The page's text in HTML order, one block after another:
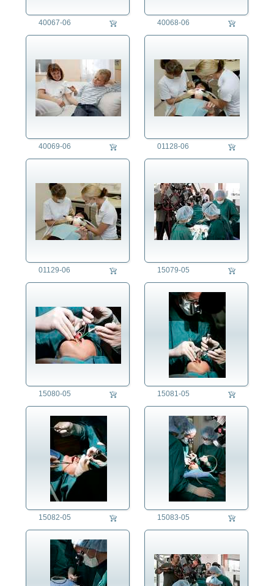
Heizungsmonteur/in
Industriemechaniker/in
Industriereiniger/in
Ingenieur/in
Installateur
Instrumentenbauer/in
Kameramann
Kellner/-in
Kfz-Mechaniker/in
Kirchenmaler/in
Koch/Köchin
Konstrukteur/in
Kontrolleur/in
Kosmetiker/in
Krankenpfleger/-schwester
Küfer
Kürschner/in
Kunstmaler/in
Laborant/in
Landwirt/in
Lokomotivführer/in
Maler/in
Marktfrau
Maschinenbauer/in
Maskenbildner/in
Masseur/in
Maurer/in
Mechatroniker/in
Metzger/in
Müller/in
40067-06 40068-06
40069-06 01128-06
01129-06 15079-05
15080-05 15081-05
15082-05 15083-05